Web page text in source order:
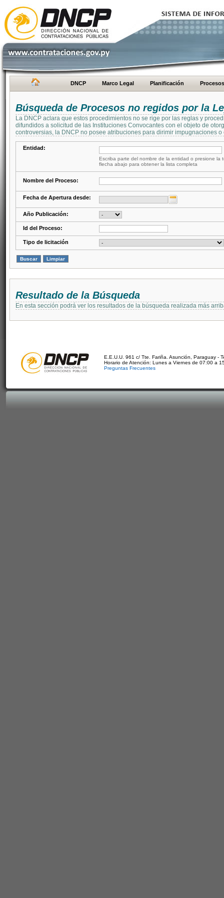
DNCP Marco Legal Planificación Procesos
Búsqueda de Procesos no regidos por la
La DNCP aclara que estos procedimientos no se rige por las reglas y
difundidos a solicitud de las Instituciones Convocantes con el objeto de
controversias, la DNCP no posee atribuciones para dirimir impugnaciones
Entidad:
Escriba parte del nombre de la entidad o presione la
flecha abajo para obtener la lista completa
Nombre del Proceso:
Fecha de Apertura desde:
Año Publicación:
Id del Proceso:
Tipo de licitación
Resultado de la Búsqueda
En esta sección podrá ver los resultados de la búsqueda realizada más
E.E.U.U. 961 c/ Tte. Fariña. Asunción, Paraguay -
Horario de Atención: Lunes a Viernes de 07:00 a
Preguntas Frecuentes